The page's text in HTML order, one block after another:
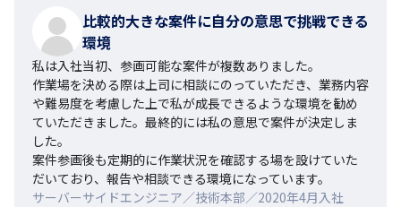
比較的大きな案件に自分の意思で挑戦できる
環境
私は入社当初、参画可能な案件が複数ありました。
作業場を決める際は上司に相談にのっていただき、業務内容
や難易度を考慮した上で私が成長できるような環境を勧め
ていただきました。最終的には私の意思で案件が決定しま
した。
案件参画後も定期的に作業状況を確認する場を設けていた
だいており、報告や相談できる環境になっています。
サーバーサイドエンジニア／技術本部／2020年4月入社